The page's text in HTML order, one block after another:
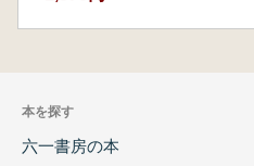
本を探す
六一書房の本